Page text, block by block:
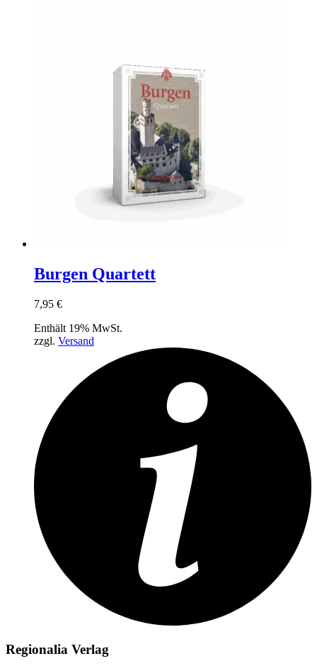
Burgen Quartett
7,95 €
Enthält 19% MwSt.
zzgl. Versand
Regionalia Verlag